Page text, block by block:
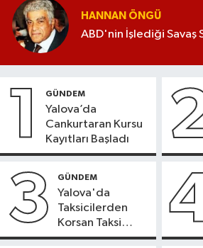
HANNAN ÖNGÜ
ABD'nin İşlediği Savaş
1 GÜNDEM
Yalova’da
Cankurtaran Kursu
Kayıtları Başladı
3 GÜNDEM
Yalova'da
Taksicilerden
Korsan Taksi
Tepkisi